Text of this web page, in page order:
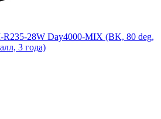
R235-28W Day4000-MIX (BK, 80 deg,
3 года)